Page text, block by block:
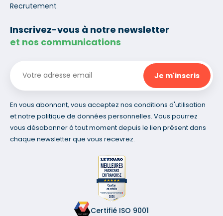
Recrutement
Inscrivez-vous à notre newsletter
et nos communications
En vous abonnant, vous acceptez nos conditions d'utilisation
et notre politique de données personnelles. Vous pourrez
vous désabonner à tout moment depuis le lien présent dans
chaque newsletter que vous recevrez.
Certifié ISO 9001